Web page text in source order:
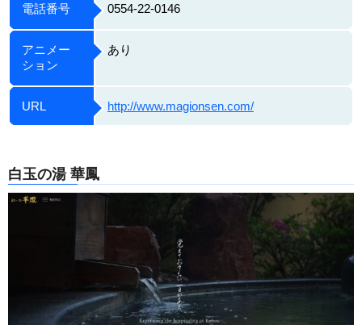
電話番号 0554-22-0146
アニメー
ション
あり
URL http://www.magionsen.com/
白玉の湯 華鳳